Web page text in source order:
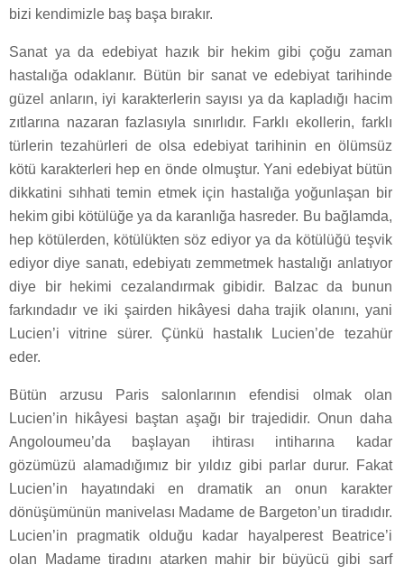
bizi kendimizle baş başa bırakır.
Sanat ya da edebiyat hazık bir hekim gibi çoğu zaman
hastalığa odaklanır. Bütün bir sanat ve edebiyat tarihinde
güzel anların, iyi karakterlerin sayısı ya da kapladığı hacim
zıtlarına nazaran fazlasıyla sınırlıdır. Farklı ekollerin, farklı
türlerin tezahürleri de olsa edebiyat tarihinin en ölümsüz
kötü karakterleri hep en önde olmuştur. Yani edebiyat bütün
dikkatini sıhhati temin etmek için hastalığa yoğunlaşan bir
hekim gibi kötülüğe ya da karanlığa hasreder. Bu bağlamda,
hep kötülerden, kötülükten söz ediyor ya da kötülüğü teşvik
ediyor diye sanatı, edebiyatı zemmetmek hastalığı anlatıyor
diye bir hekimi cezalandırmak gibidir. Balzac da bunun
farkındadır ve iki şairden hikâyesi daha trajik olanını, yani
Lucien’i vitrine sürer. Çünkü hastalık Lucien’de tezahür
eder.
Bütün arzusu Paris salonlarının efendisi olmak olan
Lucien’in hikâyesi baştan aşağı bir trajedidir. Onun daha
Angoloumeu’da başlayan ihtirası intiharına kadar
gözümüzü alamadığımız bir yıldız gibi parlar durur. Fakat
Lucien’in hayatındaki en dramatik an onun karakter
dönüşümünün manivelası Madame de Bargeton’un tiradıdır.
Lucien’in pragmatik olduğu kadar hayalperest Beatrice’i
olan Madame tiradını atarken mahir bir büyücü gibi sarf